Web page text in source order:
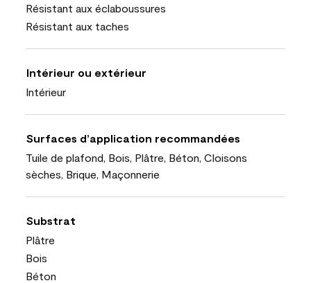
Résistant aux éclaboussures
Résistant aux taches
Intérieur ou extérieur
Intérieur
Surfaces d’application recommandées
Tuile de plafond, Bois, Plâtre, Béton, Cloisons
sèches, Brique, Maçonnerie
Substrat
Plâtre
Bois
Béton